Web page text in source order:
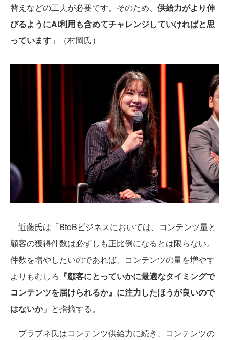
替えなどの工夫が必要です。そのため、 供給力がより伸
びるようにAI利用も含めてチャレンジしていければと思
っています 」（村岡氏）
近藤氏は「BtoBビジネスにおいては、コンテンツ量と
顧客の獲得件数は必ずしも正比例になるとは限らない。
件数を増やしたいのであれば、コンテンツの量を増やす
よりもむしろ 『顧客にとっていかに最適なタイミングで
コンテンツを届けられるか』に注力したほうが良いので
はないか」と指摘する。
プラブネ氏はコンテンツ供給力に続き、コンテンツの